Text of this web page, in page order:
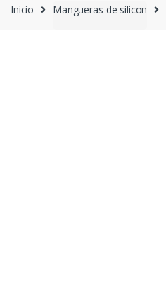
Inicio Mangueras de silicon